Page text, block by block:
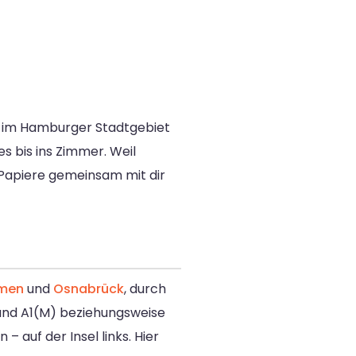
Hamburger Stadtgebiet
bis ins Zimmer. Weil
gemeinsam mit dir
und Osnabrück, durch
A1(M) beziehungsweise
– auf der Insel links. Hier